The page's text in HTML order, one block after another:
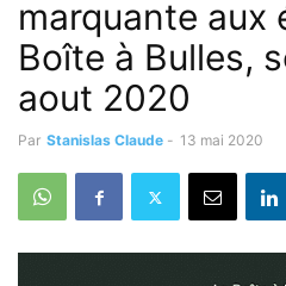
marquante aux
Boîte à Bulles,
aout 2020
Par Stanislas Claude - 13 mai 2020